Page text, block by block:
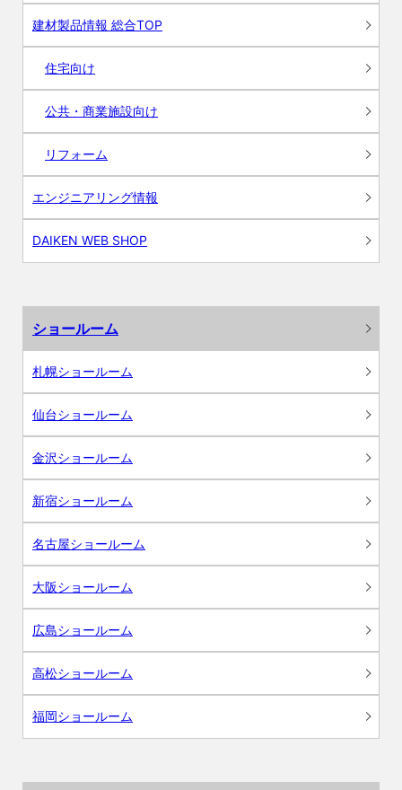
建材製品情報 総合TOP
住宅向け
公共・商業施設向け
リフォーム
エンジニアリング情報
DAIKEN WEB SHOP
ショールーム
札幌ショールーム
仙台ショールーム
金沢ショールーム
新宿ショールーム
名古屋ショールーム
大阪ショールーム
広島ショールーム
高松ショールーム
福岡ショールーム